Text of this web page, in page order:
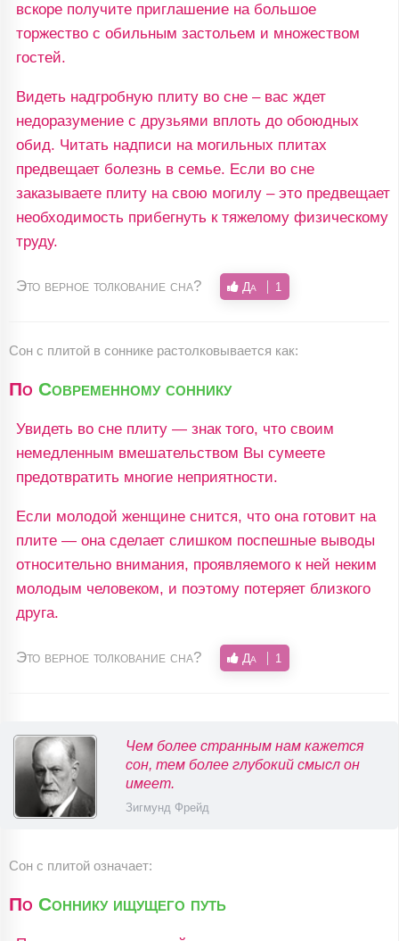
вскоре получите приглашение на большое
торжество с обильным застольем и множеством
гостей.
Видеть надгробную плиту во сне – вас ждет
недоразумение с друзьями вплоть до обоюдных
обид. Читать надписи на могильных плитах
предвещает болезнь в семье. Если во сне
заказываете плиту на свою могилу – это предвещает
необходимость прибегнуть к тяжелому физическому
труду.
Это верное толкование сна? Да 1
Сон c плитой в соннике растолковывается как:
По Современному соннику
Увидеть во сне плиту — знак того, что своим
немедленным вмешательством Вы сумеете
предотвратить многие неприятности.
Если молодой женщине снится, что она готовит на
плите — она сделает слишком поспешные выводы
относительно внимания, проявляемого к ней неким
молодым человеком, и поэтому потеряет близкого
друга.
Это верное толкование сна? Да 1
Чем более странным нам кажется
сон, тем более глубокий смысл он
имеет.
Зигмунд Фрейд
Сон с плитой означает:
По Соннику ищущего путь